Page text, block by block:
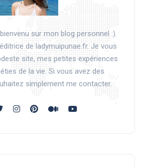
sur mon blog personnel :).
de ladymuipunae.fr. Je vous
site, mes petites expériences
de la vie. Si vous avez des
simplement me contacter.